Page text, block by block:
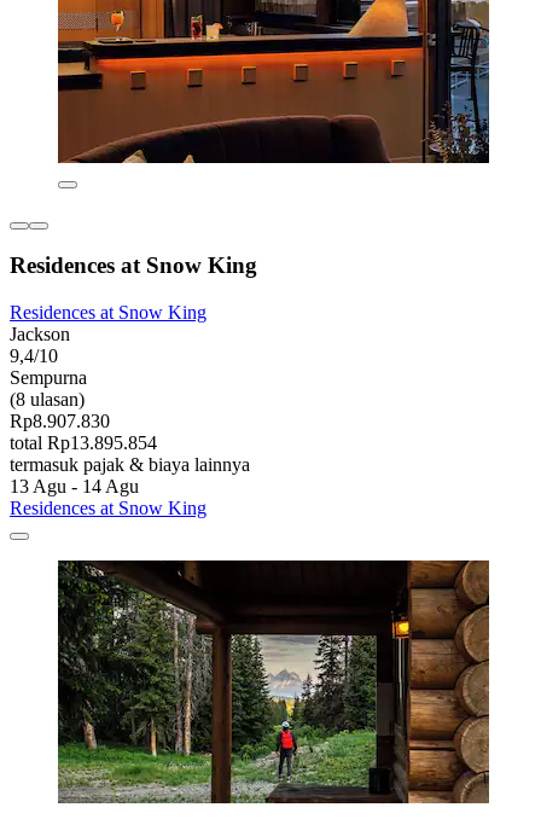
Residences at Snow King
Residences at Snow King
Jackson
9,4/10
Sempurna
(8 ulasan)
Rp8.907.830
total Rp13.895.854
termasuk pajak & biaya lainnya
13 Agu - 14 Agu
Residences at Snow King